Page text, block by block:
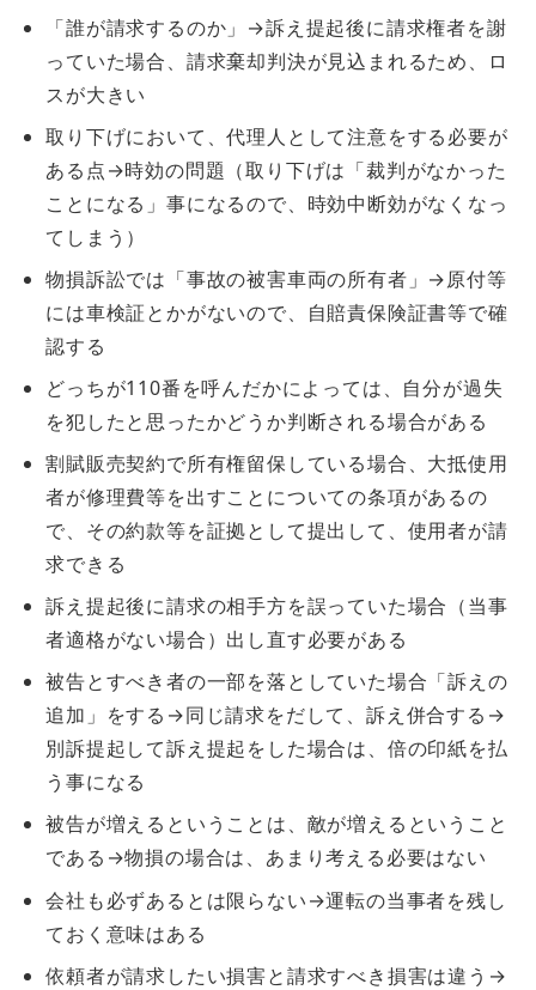
「誰が請求するのか」→訴え提起後に請求権者を謝
っていた場合、請求棄却判決が見込まれるため、ロ
スが大きい
取り下げにおいて、代理人として注意をする必要が
ある点→時効の問題（取り下げは「裁判がなかった
ことになる」事になるので、時効中断効がなくなっ
てしまう）
物損訴訟では「事故の被害車両の所有者」→原付等
には車検証とかがないので、自賠責保険証書等で確
認する
どっちが110番を呼んだかによっては、自分が過失
を犯したと思ったかどうか判断される場合がある
割賦販売契約で所有権留保している場合、大抵使用
者が修理費等を出すことについての条項があるの
で、その約款等を証拠として提出して、使用者が請
求できる
訴え提起後に請求の相手方を誤っていた場合（当事
者適格がない場合）出し直す必要がある
被告とすべき者の一部を落としていた場合「訴えの
追加」をする→同じ請求をだして、訴え併合する→
別訴提起して訴え提起をした場合は、倍の印紙を払
う事になる
被告が増えるということは、敵が増えるということ
である→物損の場合は、あまり考える必要はない
会社も必ずあるとは限らない→運転の当事者を残し
ておく意味はある
依頼者が請求したい損害と請求すべき損害は違う→